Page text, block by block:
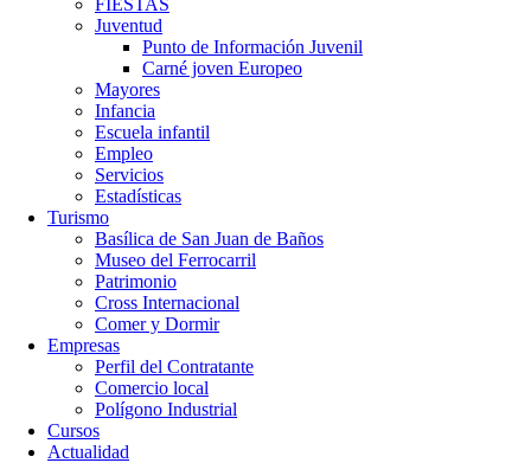
FIESTAS
Juventud
Punto de Información Juvenil
Carné joven Europeo
Mayores
Infancia
Escuela infantil
Empleo
Servicios
Estadísticas
Turismo
Basílica de San Juan de Baños
Museo del Ferrocarril
Patrimonio
Cross Internacional
Comer y Dormir
Empresas
Perfil del Contratante
Comercio local
Polígono Industrial
Cursos
Actualidad